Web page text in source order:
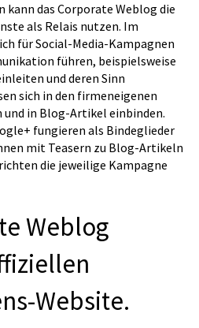
das Corporate Weblog die
als Relais nutzen. Im
für Social-Media-Kampagnen
führen, beispielsweise
und deren Sinn
sich in den firmeneigenen
und in Blog-Artikel einbinden.
fungieren als Bindeglieder
mit Teasern zu Blog-Artikeln
die jeweilige Kampagne
Weblog
Website.